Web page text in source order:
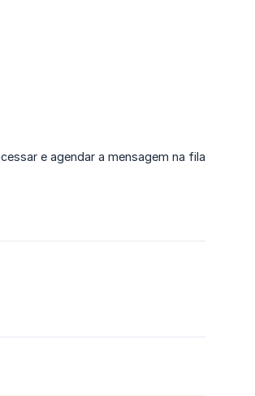
e agendar a mensagem na fila